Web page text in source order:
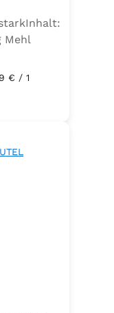
Mehl
€ / 1